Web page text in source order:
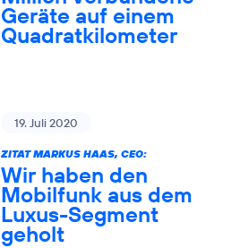
Geräte auf einem
Quadratkilometer
19. Juli 2020
ZITAT MARKUS HAAS, CEO:
Wir haben den
Mobilfunk aus dem
Luxus-Segment
geholt